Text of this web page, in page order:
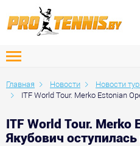
Главная Новости
Новости
ITF World Tour. Merko Estonian
ITF World Tour. Merko
Якубович